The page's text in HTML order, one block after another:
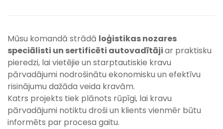
Mūsu komandā strādā loģistikas nozares
speciālisti un sertificēti autovadītājiar praktisku
pieredzi, lai vietējie un starptautiskie kravu
pārvadājumi nodrošinātu ekonomisku un efektīvu
risinājumu dažāda veida kravām.
Katrs projekts tiek plānots rūpīgi, lai kravu
pārvadājumi notiktu droši un klients vienmēr būtu
informēts par procesa gaitu.